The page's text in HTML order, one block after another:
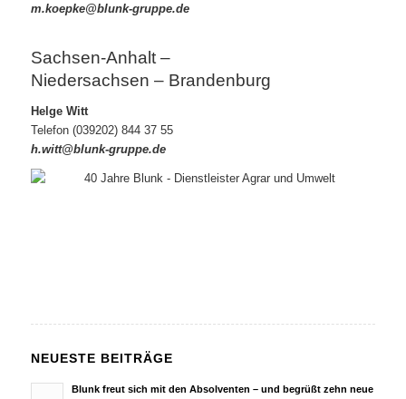
m.koepke@blunk-gruppe.de
Sachsen-Anhalt –
Niedersachsen – Brandenburg
Helge Witt
Telefon (039202) 844 37 55
h.witt@blunk-gruppe.de
NEUESTE BEITRÄGE
Blunk freut sich mit den Absolventen – und begrüßt zehn neue